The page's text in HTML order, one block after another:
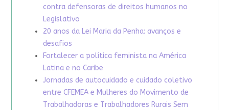
contra defensoras de direitos humanos no
Legislativo
20 anos da Lei Maria da Penha: avanços e
desafios
Fortalecer a política feminista na América
Latina e no Caribe
Jornadas de autocuidado e cuidado coletivo
entre CFEMEA e Mulheres do Movimento de
Trabalhadoras e Trabalhadores Rurais Sem